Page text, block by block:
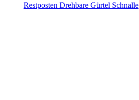
Restposten Drehbare Gürtel Schnalle